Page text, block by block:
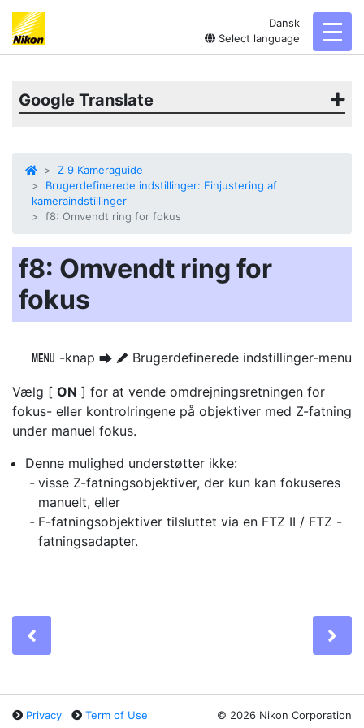
Dansk
Select language
Google Translate
Z 9 Kameraguide
Brugerdefinerede indstillinger: Finjustering af
kameraindstillinger
f8: Omvendt ring for fokus
f8: Omvendt ring for
fokus
G -knap U A Brugerdefinerede indstillinger-menu
Vælg [ ON ] for at vende omdrejningsretningen for
fokus- eller kontrolringene på objektiver med Z-fatning
under manuel fokus.
Denne mulighed understøtter ikke:
visse Z-fatningsobjektiver, der kun kan fokuseres
manuelt, eller
F-fatningsobjektiver tilsluttet via en FTZ II / FTZ -
fatningsadapter.
Privacy Term of Use © 2026 Nikon Corporation